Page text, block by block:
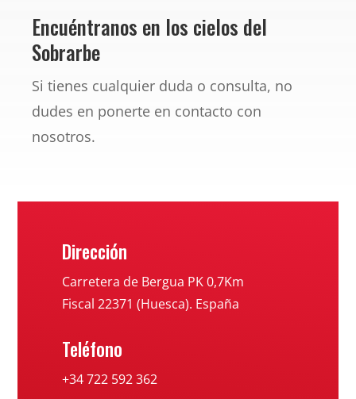
Encuéntranos en los cielos del
Sobrarbe
Si tienes cualquier duda o consulta, no
dudes en ponerte en contacto con
nosotros.
Dirección
Carretera de Bergua PK 0,7Km
Fiscal 22371 (Huesca). España
Teléfono
+34 722 592 362